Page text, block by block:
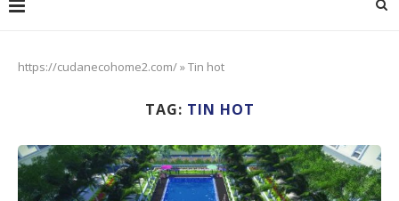
https://cudanecohome2.com/»Tin hot
TAG: TIN HOT